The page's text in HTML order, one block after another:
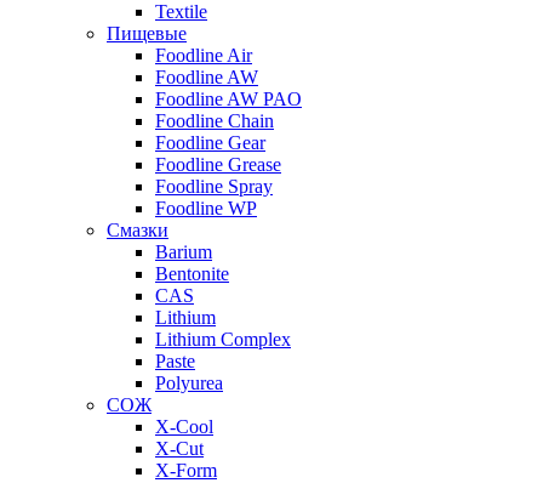
Textile
Пищевые
Foodline Air
Foodline AW
Foodline AW PAO
Foodline Chain
Foodline Gear
Foodline Grease
Foodline Spray
Foodline WP
Смазки
Barium
Bentonite
CAS
Lithium
Lithium Complex
Paste
Polyurea
СОЖ
X-Cool
X-Cut
X-Form